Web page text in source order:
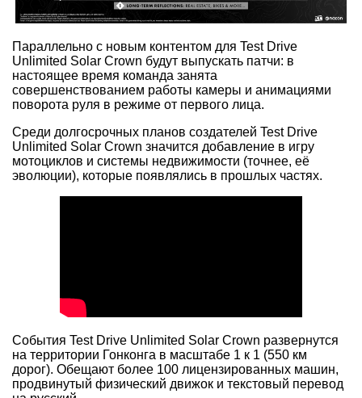
Параллельно с новым контентом для Test Drive
Unlimited Solar Crown будут выпускать патчи: в
настоящее время команда занята
совершенствованием работы камеры и анимациями
поворота руля в режиме от первого лица.
Среди долгосрочных планов создателей Test Drive
Unlimited Solar Crown значится добавление в игру
мотоциклов и системы недвижимости (точнее, её
эволюции), которые появлялись в прошлых частях.
События Test Drive Unlimited Solar Crown развернутся
на территории Гонконга в масштабе 1 к 1 (550 км
дорог). Обещают более 100 лицензированных машин,
продвинутый физический движок и текстовый перевод